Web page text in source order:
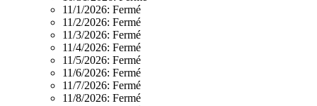
11/1/2026: Fermé
11/2/2026: Fermé
11/3/2026: Fermé
11/4/2026: Fermé
11/5/2026: Fermé
11/6/2026: Fermé
11/7/2026: Fermé
11/8/2026: Fermé